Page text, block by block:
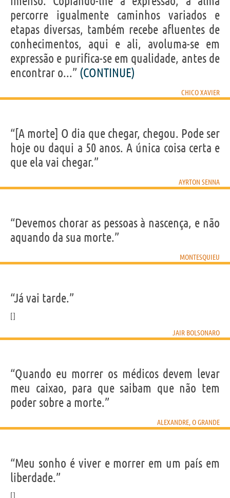
percorre igualmente caminhos variados e
etapas diversas, também recebe afluentes de
conhecimentos, aqui e ali, avoluma-se em
expressão e purifica-se em qualidade, antes de
encontrar o...” (CONTINUE)
CHICO XAVIER
“[A morte] O dia que chegar, chegou. Pode ser
hoje ou daqui a 50 anos. A única coisa certa e
que ela vai chegar.”
AYRTON SENNA
“Devemos chorar as pessoas à nascença, e não
aquando da sua morte.”
MONTESQUIEU
“Já vai tarde.”
JAIR BOLSONARO
“Quando eu morrer os médicos devem levar
meu caixao, para que saibam que não tem
poder sobre a morte.”
ALEXANDRE, O GRANDE
“Meu sonho é viver e morrer em um país em
liberdade.”